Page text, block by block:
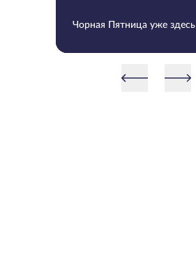
Чорная Пятница уже здесь